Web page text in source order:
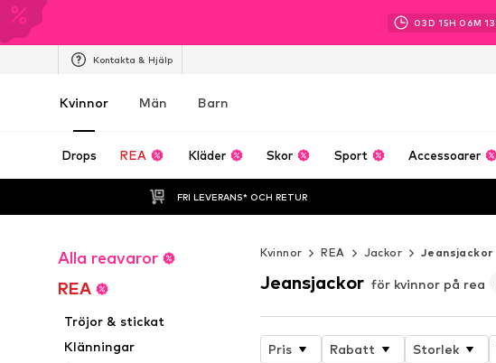
03D 15H 06M 11
Kontakta & Hjälp
Kvinnor Män Barn
Drops REA Kläder Skor Sport Accessoarer
FRI LEVERANS* OCH RETUR
Alla reavaror
REA
Tröjor & stickat
Klänningar
Kvinnor REA Jackor Jeansjackor
Jeansjackor för kvinnor på rea
Pris Rabatt Storlek